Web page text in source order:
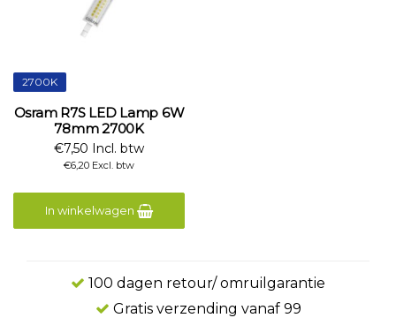
2700K
Osram R7S LED Lamp 6W
78mm 2700K
€7,50 Incl. btw
€6,20 Excl. btw
In winkelwagen
100 dagen retour/ omruilgarantie
Gratis verzending vanaf 99